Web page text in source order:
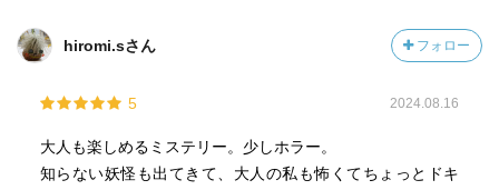
hiromi.sさん フォロー
5 2024.08.16
大人も楽しめるミステリー。少しホラー。
知らない妖怪も出てきて、大人の私も怖くてちょっとドキ